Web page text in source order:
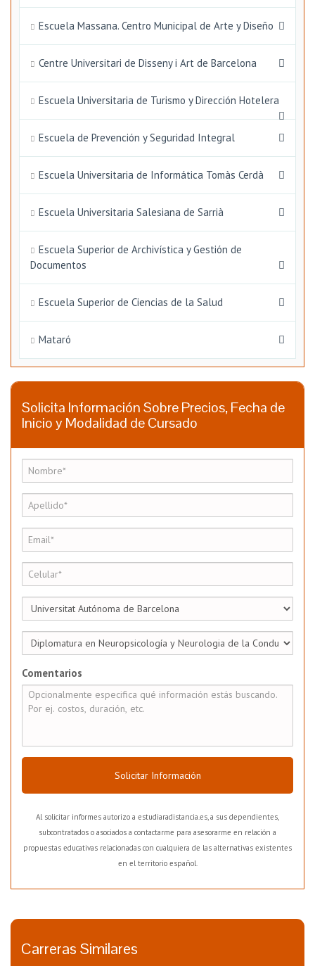
Escuela Massana. Centro Municipal de Arte y Diseño
Centre Universitari de Disseny i Art de Barcelona
Escuela Universitaria de Turismo y Dirección Hotelera
Escuela de Prevención y Seguridad Integral
Escuela Universitaria de Informática Tomàs Cerdà
Escuela Universitaria Salesiana de Sarrià
Escuela Superior de Archivística y Gestión de
Documentos
Escuela Superior de Ciencias de la Salud
Mataró
Solicita Información Sobre Precios, Fecha de
Inicio y Modalidad de Cursado
Comentarios
Solicitar Información
Al solicitar informes autorizo a estudiaradistancia.es, a sus dependientes,
subcontratados o asociados a contactarme para asesorarme en relación a
propuestas educativas relacionadas con cualquiera de las alternativas existentes
en el territorio español.
Carreras Similares